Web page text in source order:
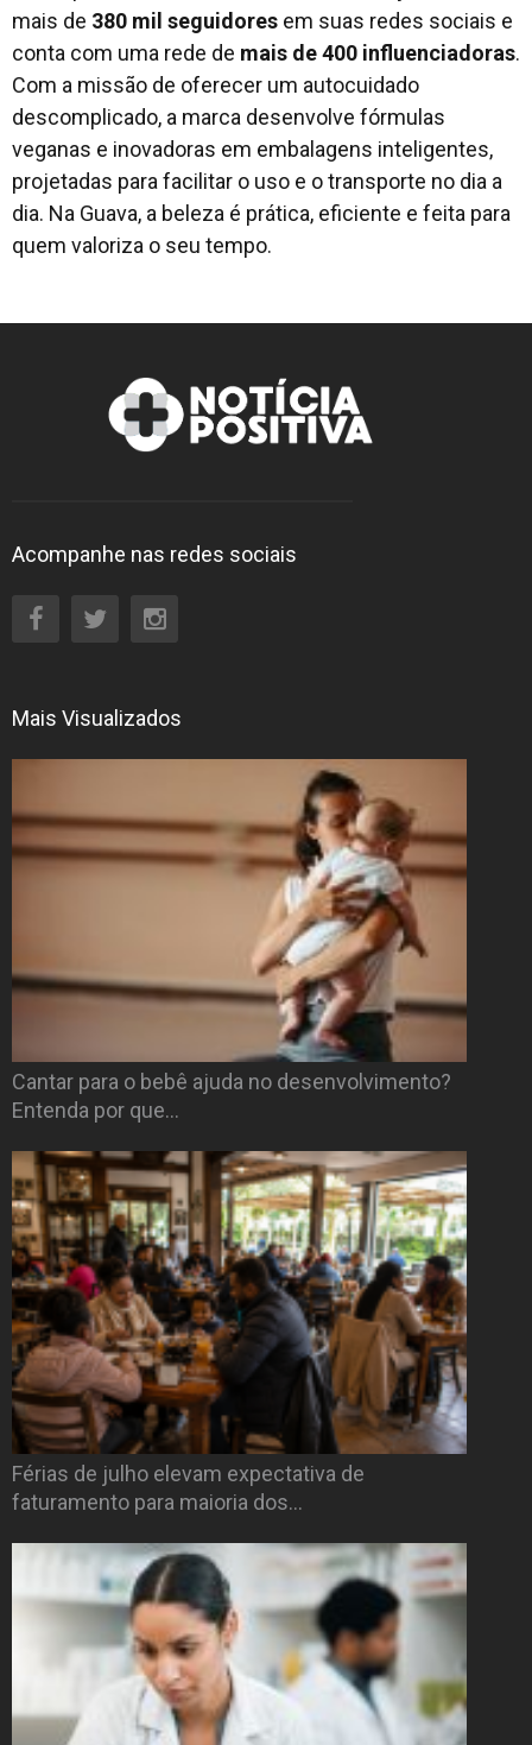
mais de 380 mil seguidores em suas redes sociais e
conta com uma rede de mais de 400 influenciadoras.
Com a missão de oferecer um autocuidado
descomplicado, a marca desenvolve fórmulas
veganas e inovadoras em embalagens inteligentes,
projetadas para facilitar o uso e o transporte no dia a
dia. Na Guava, a beleza é prática, eficiente e feita para
quem valoriza o seu tempo.
Acompanhe nas redes sociais
Mais Visualizados
Cantar para o bebê ajuda no desenvolvimento?
Entenda por que…
Férias de julho elevam expectativa de
faturamento para maioria dos…